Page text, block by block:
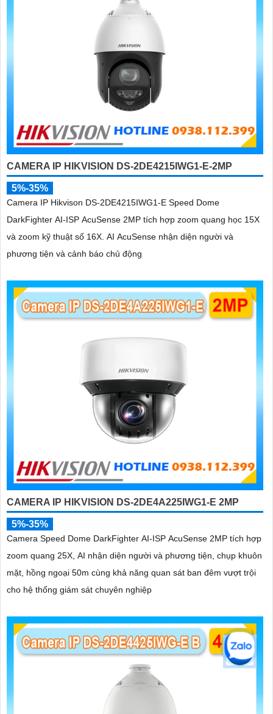
CAMERA IP HIKVISION DS-2DE4215IWG1-E-2MP
5%-35%
Camera IP Hikvison DS-2DE4215IWG1-E Speed Dome
DarkFighter AI-ISP AcuSense 2MP tích hợp zoom quang học 15X
và zoom kỹ thuật số 16X. AI AcuSense nhận diện người và
phương tiện và cảnh báo chủ động
CAMERA IP HIKVISION DS-2DE4A225IWG1-E 2MP
5%-35%
Camera Speed Dome DarkFighter AI-ISP AcuSense 2MP tích hợp
zoom quang 25X, AI nhận diện người và phương tiện, chụp khuôn
mặt, hồng ngoại 50m cùng khả năng quan sát ban đêm vượt trội
cho hệ thống giám sát chuyên nghiệp